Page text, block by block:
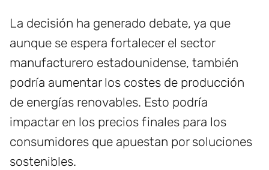
La decisión ha generado debate, ya que
aunque se espera fortalecer el sector
manufacturero estadounidense, también
podría aumentar los costes de producción
de energías renovables. Esto podría
impactar en los precios finales para los
consumidores que apuestan por soluciones
sostenibles.